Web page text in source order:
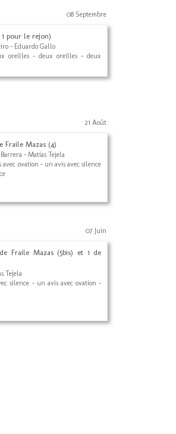
08 Septembre
pour le rejon)
- Eduardo Gallo
oreilles - deux oreilles - deux
21 Août
Fraile Mazas (4)
- Matías Tejela
ovation - un avis avec silence
07 Juin
Fraile Mazas (5bis) et 1 de
Tejela
silence - un avis avec ovation -